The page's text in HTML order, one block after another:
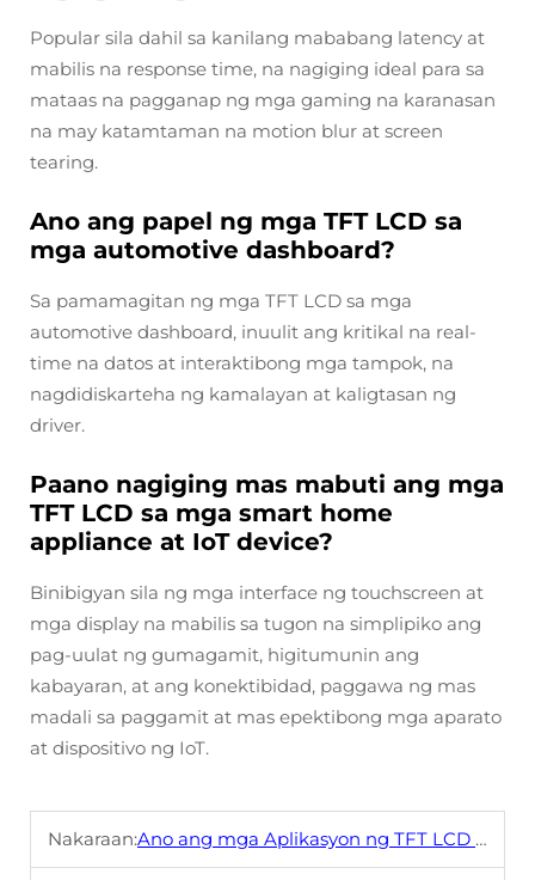
Popular sila dahil sa kanilang mababang latency at
mabilis na response time, na nagiging ideal para sa
mataas na pagganap ng mga gaming na karanasan
na may katamtaman na motion blur at screen
tearing.
Ano ang papel ng mga TFT LCD sa
mga automotive dashboard?
Sa pamamagitan ng mga TFT LCD sa mga
automotive dashboard, inuulit ang kritikal na real-
time na datos at interaktibong mga tampok, na
nagdidiskarteha ng kamalayan at kaligtasan ng
driver.
Paano nagiging mas mabuti ang mga
TFT LCD sa mga smart home
appliance at IoT device?
Binibigyan sila ng mga interface ng touchscreen at
mga display na mabilis sa tugon na simplipiko ang
pag-uulat ng gumagamit, higitumunin ang
kabayaran, at ang konektibidad, paggawa ng mas
madali sa paggamit at mas epektibong mga aparato
at dispositivo ng IoT.
Nakaraan:Ano ang mga Aplikasyon ng TFT LCD sa Elektronika ng Automotib?